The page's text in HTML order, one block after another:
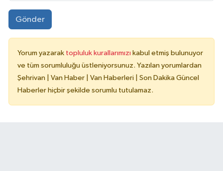
Gönder
Yorum yazarak topluluk kurallarımızı kabul etmiş bulunuyor
ve tüm sorumluluğu üstleniyorsunuz. Yazılan yorumlardan
Şehrivan | Van Haber | Van Haberleri | Son Dakika Güncel
Haberler hiçbir şekilde sorumlu tutulamaz.